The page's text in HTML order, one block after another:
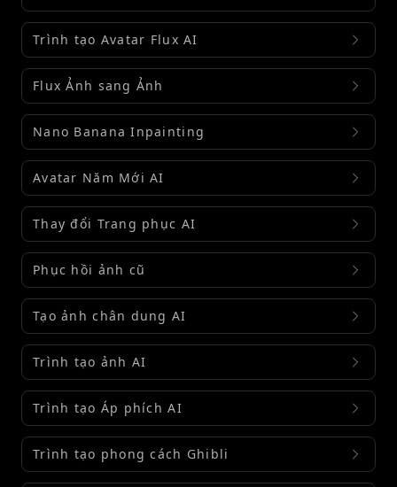
Trình tạo Avatar Flux AI
Flux Ảnh sang Ảnh
Nano Banana Inpainting
Avatar Năm Mới AI
Thay đổi Trang phục AI
Phục hồi ảnh cũ
Tạo ảnh chân dung AI
Trình tạo ảnh AI
Trình tạo Áp phích AI
Trình tạo phong cách Ghibli